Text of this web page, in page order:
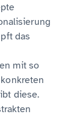
das
mit so
diese.